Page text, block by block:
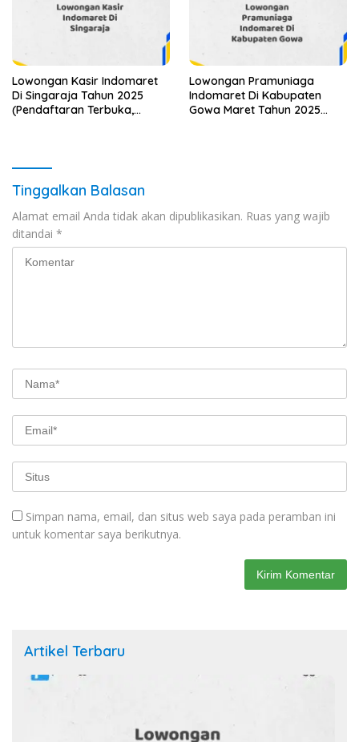
Lowongan Kasir Indomaret
Di Singaraja Tahun 2025
(Pendaftaran Terbuka,
Lowongan Pramuniaga
Indomaret Di Kabupaten
Gowa Maret Tahun 2025
Tinggalkan Balasan
Alamat email Anda tidak akan dipublikasikan. Ruas yang wajib
ditandai *
Simpan nama, email, dan situs web saya pada peramban ini
untuk komentar saya berikutnya.
Artikel Terbaru